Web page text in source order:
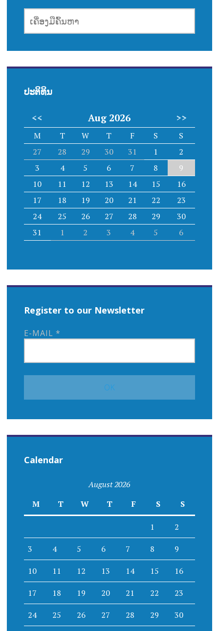
ເຄື່ອງມື
ຄົ້ນຫາ
ປະຕິທິນ
<< Aug 2026 >>
M T W T F S
S
27
28 29 30 31 1
2
3
4 5 6 7 8
9
10
11 12 13 14 15
16
17
18 19 20 21 22
23
24
25 26 27 28 29
30
31
1 2 3 4 5 6
Register to our Newsletter
E-MAIL *
Calendar
August 2026
M
T W T F S S
1 2
3 4 5 6 7 8 9
10 11 12 13 14 15 16
17 18 19 20 21 22 23
24 25 26 27 28 29 30